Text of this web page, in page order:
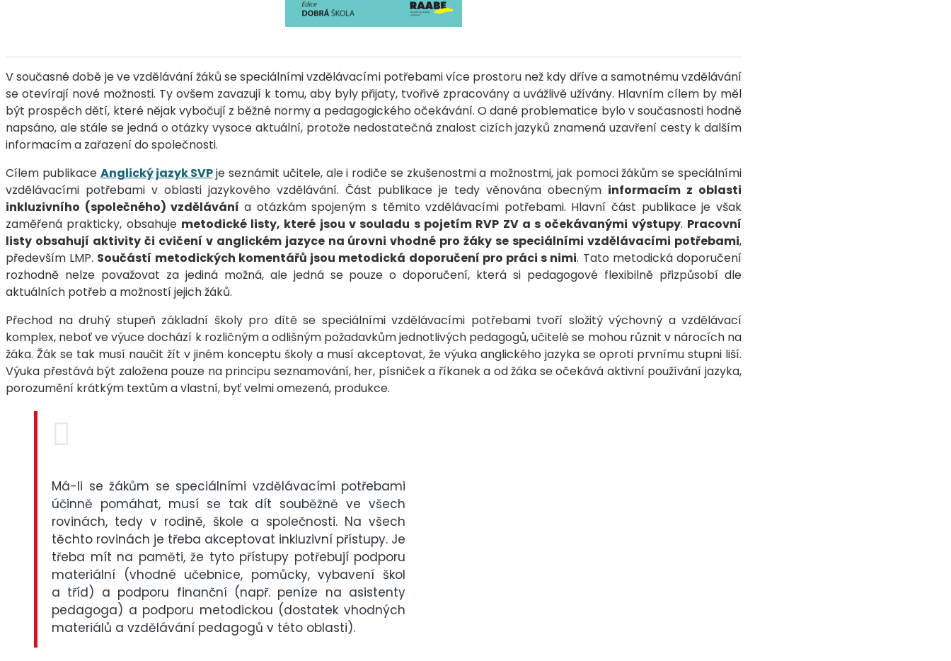
V současné době je ve vzdělávání žáků se speciálními vzdělávacími potřebami více prostoru než kdy dříve a samotnému vzdělávání
se otevírají nové možnosti. Ty ovšem zavazují k tomu, aby byly přijaty, tvořivě zpracovány a uvážlivě užívány. Hlavním cílem by měl
být prospěch dětí, které nějak vybočují z běžné normy a pedagogického očekávání. O dané problematice bylo v současnosti hodně
napsáno, ale stále se jedná o otázky vysoce aktuální, protože nedostatečná znalost cizích jazyků znamená uzavření cesty k dalším
informacím a zařazení do společnosti.
Cílem publikace Anglický jazyk SVPje seznámit učitele, ale i rodiče se zkušenostmi a možnostmi, jak pomoci žákům se speciálními
vzdělávacími potřebami v oblasti jazykového vzdělávání. Část publikace je tedy věnována obecným informacím z oblasti
inkluzivního (společného) vzdělávání a otázkám spojeným s těmito vzdělávacími potřebami. Hlavní část publikace je však
zaměřená prakticky, obsahuje metodické listy, které jsou v souladu s pojetím RVP ZV a s očekávanými výstupy. Pracovní
listy obsahují aktivity či cvičení v anglickém jazyce na úrovni vhodné pro žáky se speciálními vzdělávacími potřebami,
především LMP. Součástí metodických komentářů jsou metodická doporučení pro práci s nimi. Tato metodická doporučení
rozhodně nelze považovat za jediná možná, ale jedná se pouze o doporučení, která si pedagogové flexibilně přizpůsobí dle
aktuálních potřeb a možností jejich žáků.
Přechod na druhý stupeň základní školy pro dítě se speciálními vzdělávacími potřebami tvoří složitý výchovný a vzdělávací
komplex, neboť ve výuce dochází k rozličným a odlišným požadavkům jednotlivých pedagogů, učitelé se mohou různit v nárocích na
žáka. Žák se tak musí naučit žít v jiném konceptu školy a musí akceptovat, že výuka anglického jazyka se oproti prvnímu stupni liší.
Výuka přestává být založena pouze na principu seznamování, her, písniček a říkanek a od žáka se očekává aktivní používání jazyka,
porozumění krátkým textům a vlastní, byť velmi omezená, produkce.
Má-li se žákům se speciálními vzdělávacími potřebami
účinně pomáhat, musí se tak dít souběžně ve všech
rovinách, tedy v rodině, škole a společnosti. Na všech
těchto rovinách je třeba akceptovat inkluzivní přístupy. Je
třeba mít na paměti, že tyto přístupy potřebují podporu
materiální (vhodné učebnice, pomůcky, vybavení škol
a tříd) a podporu finanční (např. peníze na asistenty
pedagoga) a podporu metodickou (dostatek vhodných
materiálů a vzdělávání pedagogů v této oblasti).